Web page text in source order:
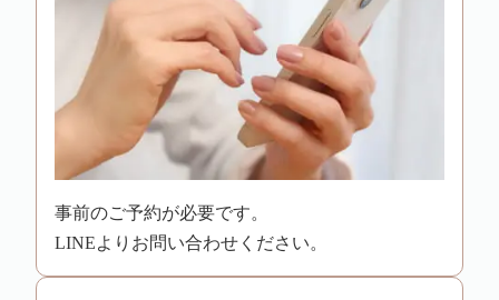
事前のご予約が必要です。
LINEよりお問い合わせください。